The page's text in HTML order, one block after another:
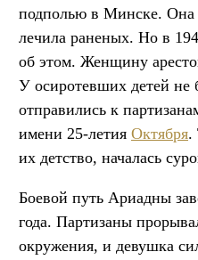
подполью в Минске. Она
лечила раненых. Но в
об этом. Женщину
У осиротевших детей не
отправились к
имени 25-летия Октября.
их детство, началась
Боевой путь Ариадны
года. Партизаны
окружения, и девушка